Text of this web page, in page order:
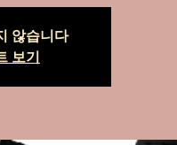
않습니다
보기